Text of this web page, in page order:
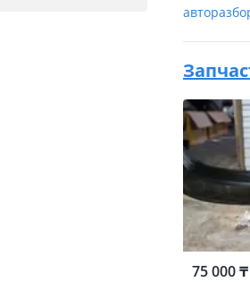
75 000 ₸